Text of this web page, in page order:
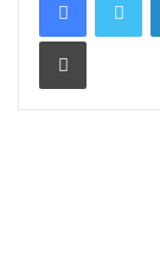
Print